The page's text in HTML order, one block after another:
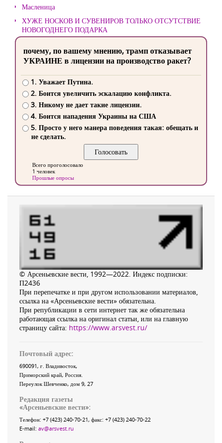
Масленица
ХУЖЕ НОСКОВ И СУВЕНИРОВ ТОЛЬКО ОТСУТСТВИЕ
НОВОГОДНЕГО ПОДАРКА
почему, по вашему мнению, трамп отказывает
УКРАИНЕ в лицензии на производство ракет?
1. Уважает Путина.
2. Боится увеличить эскалацию конфликта.
3. Никому не дает такие лицензии.
4. Боится нападения Украины на США
5. Просто у него манера поведения такая: обещать и
не сделать.
Всего проголосовало
1 человек
Прошлые опросы
© Арсеньевские вести, 1992—2022. Индекс подписки:
П2436
При перепечатке и при другом использовании материалов,
ссылка на «Арсеньевские вести» обязательна.
При републикации в сети интернет так же обязательна
работающая ссылка на оригинал статьи, или на главную
страницу сайта: https://www.arsvest.ru/
Почтовый адрес:
690091, г. Владивосток,
Приморский край, Россия
Переулок Шевченко, дом 9, 27
Редакция газеты
«Арсеньевские вести»:
Телефон: +7 (423) 240-70-21, факс: +7 (423) 240-70-22
E-mail: av@arsvest.ru